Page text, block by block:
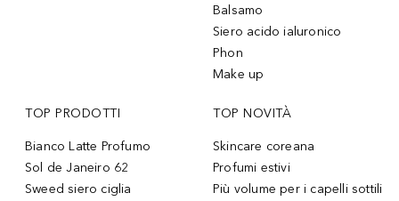
Balsamo
Siero acido ialuronico
Phon
Make up
TOP PRODOTTI
Bianco Latte Profumo
Sol de Janeiro 62
Sweed siero ciglia
TOP NOVITÀ
Skincare coreana
Profumi estivi
Più volume per i capelli sottili